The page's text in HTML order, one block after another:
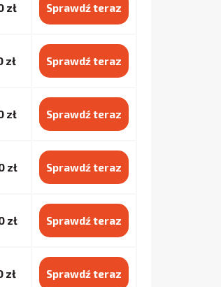
zł Sprawdź teraz
zł Sprawdź teraz
zł Sprawdź teraz
zł Sprawdź teraz
zł Sprawdź teraz
zł Sprawdź teraz